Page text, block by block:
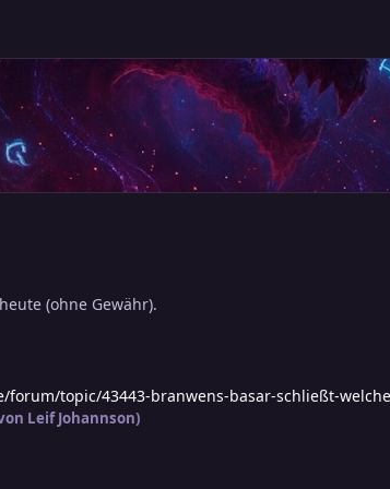
(ohne Gewähr).
topic/43443-branwens-basar-schließt-
Leif Johannson)